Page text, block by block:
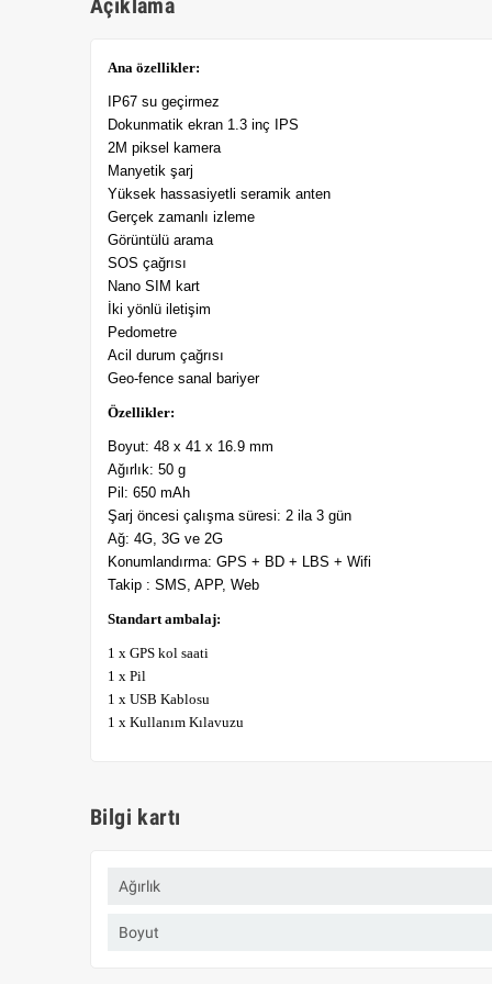
Ana özellikler:
IP67 su geçirmez
Dokunmatik ekran 1.3 inç IPS
2M piksel kamera
Manyetik şarj
Yüksek hassasiyetli seramik anten
Gerçek zamanlı izleme
Görüntülü arama
SOS çağrısı
Nano SIM kart
İki yönlü iletişim
Pedometre
Acil durum çağrısı
Geo-fence sanal bariyer
Özellikler:
Boyut: 48 x 41 x 16.9 mm
Ağırlık: 50 g
Pil: 650 mAh
Şarj öncesi çalışma süresi: 2 ila 3 gün
Ağ: 4G, 3G ve 2G
Konumlandırma: GPS + BD + LBS + Wifi
Takip : SMS, APP, Web
Standart ambalaj:
1 x GPS kol saati
1 x Pil
1 x USB Kablosu
1 x Kullanım Kılavuzu
Bilgi kartı
Ağırlık
Boyut